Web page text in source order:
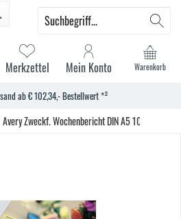
ab € 102,34,- Bestellwert *²
Warenkorb
Merkzettel Mein Konto
Avery Zweckf. Wochenbericht DIN A5 100Bl.